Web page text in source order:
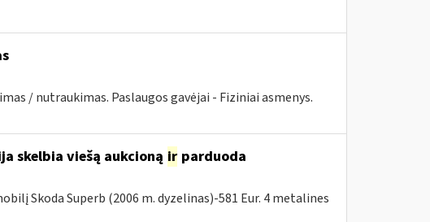
/ nutraukimas. Paslaugos gavėjai - Fiziniai asmenys.
skelbia viešą aukcioną irparduoda
Skoda Superb (2006 m. dyzelinas)-581 Eur. 4 metalines